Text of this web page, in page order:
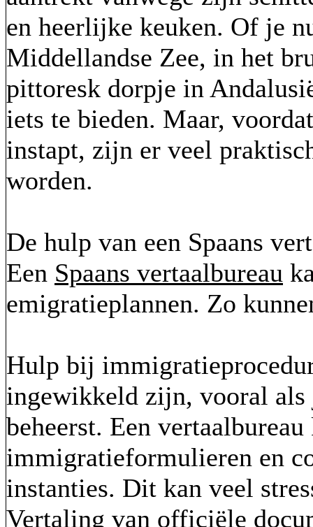
en heerlijke keuken. Of je
Middellandse Zee, in het
pittoresk dorpje in
iets te bieden. Maar,
instapt, zijn er veel
worden.
De hulp van een Spaans
Een Spaans vertaalbureau
emigratieplannen. Zo
Hulp bij
ingewikkeld zijn, vooral als
beheerst. Een
immigratieformulieren en
instanties. Dit kan veel
Vertaling van officiële